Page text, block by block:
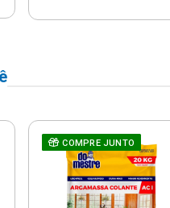
COMPRE JUNTO